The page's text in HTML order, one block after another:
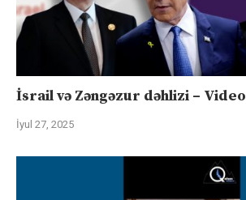
İsrail və Zəngəzur dəhlizi – Video
İyul 27, 2025